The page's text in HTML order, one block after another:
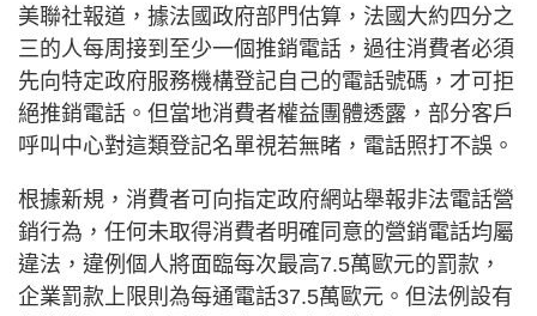
美聯社報道，據法國政府部門估算，法國大約四分之
三的人每周接到至少一個推銷電話，過往消費者必須
先向特定政府服務機構登記自己的電話號碼，才可拒
絕推銷電話。但當地消費者權益團體透露，部分客戶
呼叫中心對這類登記名單視若無睹，電話照打不誤。
根據新規，消費者可向指定政府網站舉報非法電話營
銷行為，任何未取得消費者明確同意的營銷電話均屬
違法，違例個人將面臨每次最高7.5萬歐元的罰款，
企業罰款上限則為每通電話37.5萬歐元。但法例設有